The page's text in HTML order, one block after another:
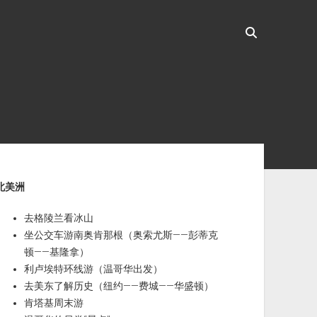
美洲
去格陵兰看冰山
坐公交车游南奥肯那根（奥索尤斯——彭蒂克
顿——基隆拿）
利卢埃特环线游（温哥华出发）
去美东了解历史（纽约——费城——华盛顿）
肯塔基周末游